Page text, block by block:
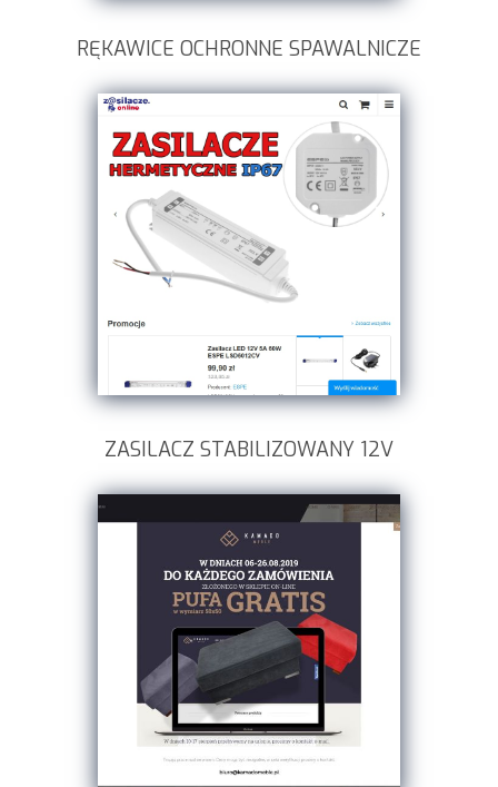
RĘKAWICE OCHRONNE SPAWALNICZE
ZASILACZ STABILIZOWANY 12V